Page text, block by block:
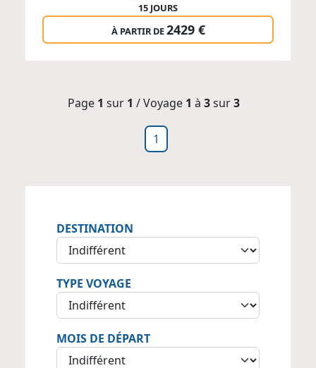
15 JOURS
À PARTIR DE2429 €
Page 1 sur 1 / Voyage 1 à 3sur3
1
DESTINATION
TYPE VOYAGE
MOIS DE DÉPART